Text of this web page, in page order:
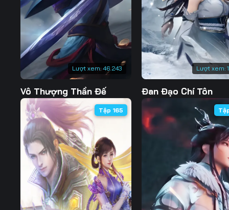
134 136
141 142 143
148 149 150
162 163 164
169
176 177 178
183 184 185
190 191 192
Lượt xem: 46.243
Vô Thượng Thần Đế
Lượt xem:
Đan Đạo Chí Tôn
Tập 165